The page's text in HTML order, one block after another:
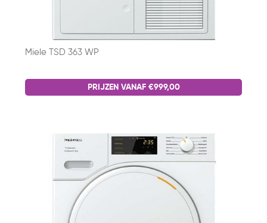
Miele TSD 363 WP
PRIJZEN VANAF €999,00